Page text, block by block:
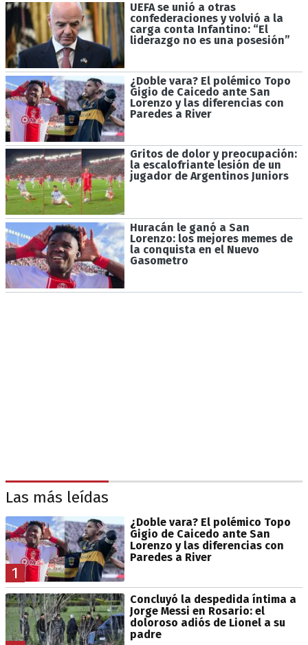
UEFA se unió a otras
confederaciones y volvió a la
carga conta Infantino: “El
liderazgo no es una posesión”
¿Doble vara? El polémico Topo
Gigio de Caicedo ante San
Lorenzo y las diferencias con
Paredes a River
Gritos de dolor y preocupación:
la escalofriante lesión de un
jugador de Argentinos Juniors
Huracán le ganó a San
Lorenzo: los mejores memes de
la conquista en el Nuevo
Gasometro
Las más leídas
1
¿Doble vara? El polémico Topo
Gigio de Caicedo ante San
Lorenzo y las diferencias con
Paredes a River
Concluyó la despedida íntima a
Jorge Messi en Rosario: el
doloroso adiós de Lionel a su
padre